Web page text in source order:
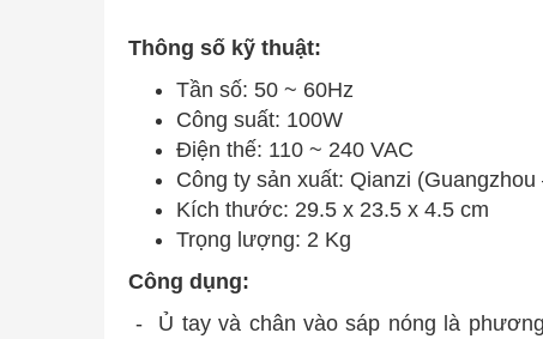
Thông số kỹ thuật:
Tần số: 50 ~ 60Hz
Công suất: 100W
Điện thế: 110 ~ 240 VAC
Công ty sản xuất: Qianzi (Guangzhou
Kích thước: 29.5 x 23.5 x 4.5 cm
Trọng lượng: 2 Kg
Công dụng:
- Ủ tay và chân vào sáp nóng là